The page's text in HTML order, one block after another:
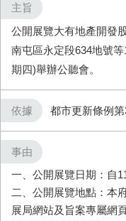
主旨
公開展覽大有地產開發
南屯區永定段634地號
期四)舉辦公聽會。
依據 都市更新條例
事由
一、公開展覽日期：自
二、公開展覽地點：本
展局網站及旨案專屬網頁